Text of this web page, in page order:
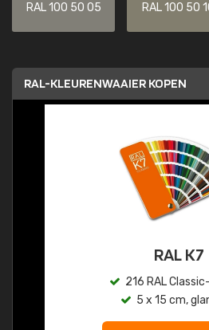
RAL 100 50 05 RAL 100 50
RAL-KLEURENWAAIER KOPEN
RAL K7
216 RAL
5 x 15 cm,